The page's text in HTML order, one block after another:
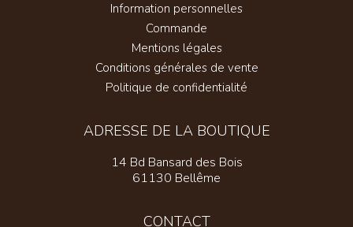
Information personnelles
Commande
Mentions légales
Conditions générales de vente
Politique de confidentialité
ADRESSE DE LA BOUTIQUE
14 Bd Bansard des Bois
61130 Bellême
CONTACT